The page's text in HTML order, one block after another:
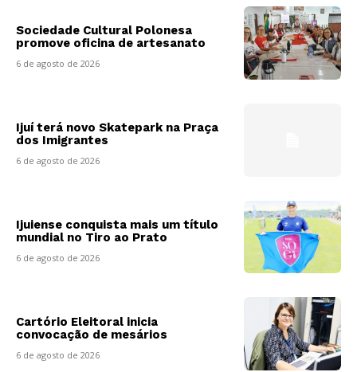
Sociedade Cultural Polonesa
promove oficina de artesanato
6 de agosto de 2026
Ijuí terá novo Skatepark na Praça
dos Imigrantes
6 de agosto de 2026
Ijuiense conquista mais um título
mundial no Tiro ao Prato
6 de agosto de 2026
Cartório Eleitoral inicia
convocação de mesários
6 de agosto de 2026